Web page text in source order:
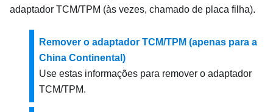
adaptador TCM/TPM (às vezes, chamado de placa filha).
Remover o adaptador TCM/TPM (apenas para a
China Continental)
Use estas informações para remover o adaptador
TCM/TPM.